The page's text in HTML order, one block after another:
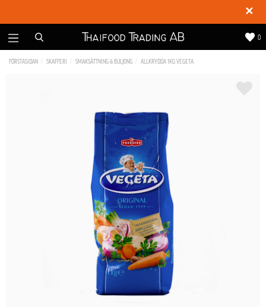
✕
0
FÖRSTASIDAN SKAFFERI SMAKSÄTTNING & BULJONG ALLKRYDDA 1KG VEGETA